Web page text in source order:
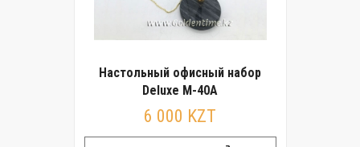
Настольный офисный набор
Deluxe M-40A
6 000 KZT